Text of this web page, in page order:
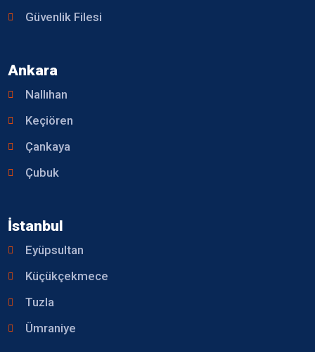
Güvenlik Filesi
Ankara
Nallıhan
Keçiören
Çankaya
Çubuk
İstanbul
Eyüpsultan
Küçükçekmece
Tuzla
Ümraniye